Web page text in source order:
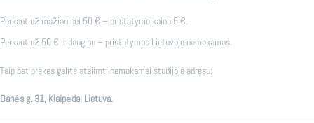
Perkant už mažiau nei 50 € – pristatymo kaina 5 €.
Perkant už 50 € ir daugiau – pristatymas Lietuvoje nemokamas.
Taip pat prekes galite atsiimti nemokamai studijoje adresu:
Danės g. 31, Klaipėda, Lietuva.